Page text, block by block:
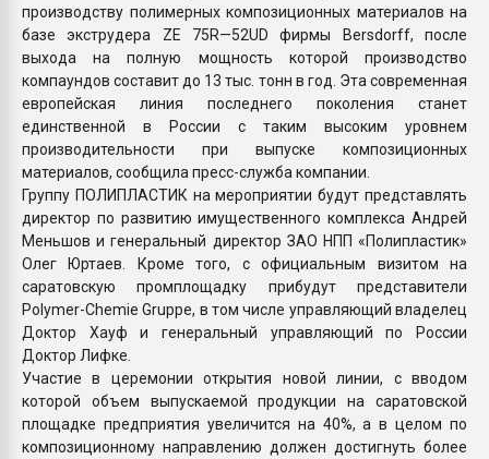
производству полимерных композиционных материалов на
базе экструдера ZE 75R—52UD фирмы Bersdorff, после
выхода на полную мощность которой производство
компаундов составит до 13 тыс. тонн в год. Эта современная
европейская линия последнего поколения станет
единственной в России с таким высоким уровнем
производительности при выпуске композиционных
материалов, сообщила пресс-служба компании.
Группу ПОЛИПЛАСТИК на мероприятии будут представлять
директор по развитию имущественного комплекса Андрей
Меньшов и генеральный директор ЗАО НПП «Полипластик»
Олег Юртаев. Кроме того, с официальным визитом на
саратовскую промплощадку прибудут представители
Polymer-Chemie Gruppe, в том числе управляющий владелец
Доктор Хауф и генеральный управляющий по России
Доктор Лифке.
Участие в церемонии открытия новой линии, с вводом
которой объем выпускаемой продукции на саратовской
площадке предприятия увеличится на 40%, а в целом по
композиционному направлению должен достигнуть более